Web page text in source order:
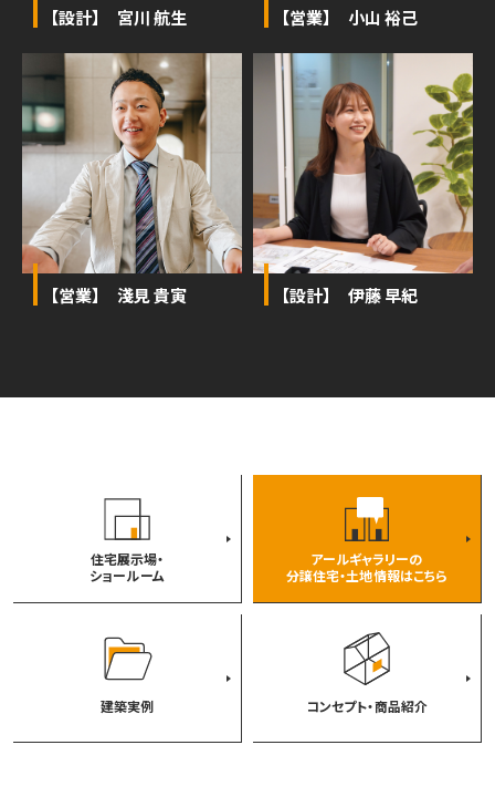
【設計】 宮川 航生 【営業】 小山 裕己
【営業】 淺見 貴寅 【設計】 伊藤 早紀
住宅展示場・
ショールーム
アールギャラリーの
分譲住宅・土地情報はこちら
建築実例 コンセプト・商品紹介